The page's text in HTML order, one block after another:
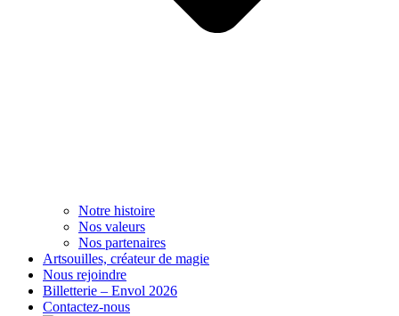
Notre histoire
Nos valeurs
Nos partenaires
Artsouilles, créateur de magie
Nous rejoindre
Billetterie – Envol 2026
Contactez-nous